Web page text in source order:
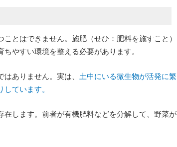
とはできません。施肥（せひ：肥料を施すこと）
やすい環境を整える必要があります。
ありません。実は、 土中にいる微生物が活発に繁
ています。
します。前者が有機肥料などを分解して、野菜が